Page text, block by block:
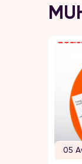
05